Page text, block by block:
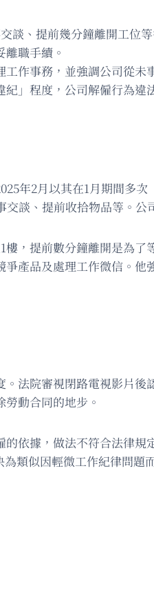
談、提前幾分鐘離開工位
職手續。
作事務，並強調公司從未
」程度，公司解僱行為違
年2月以其在1月期間多
談、提前收拾物品等。公
，提前數分鐘離開是為
產品及處理工作微信。
法院審視閉路電視影片
動合同的地步。
依據，做法不符合法律
類似因輕微工作紀律問題